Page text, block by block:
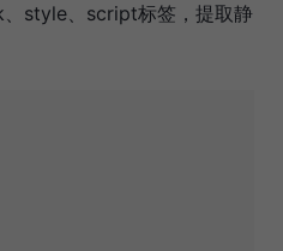
style、script标签，提取静